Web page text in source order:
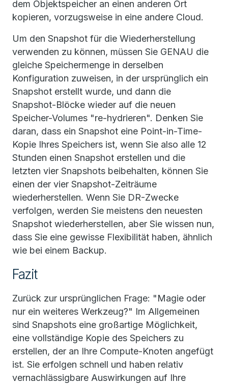
dem Objektspeicher an einen anderen Ort
kopieren, vorzugsweise in eine andere Cloud.
Um den Snapshot für die Wiederherstellung
verwenden zu können, müssen Sie GENAU die
gleiche Speichermenge in derselben
Konfiguration zuweisen, in der ursprünglich ein
Snapshot erstellt wurde, und dann die
Snapshot-Blöcke wieder auf die neuen
Speicher-Volumes "re-hydrieren". Denken Sie
daran, dass ein Snapshot eine Point-in-Time-
Kopie Ihres Speichers ist, wenn Sie also alle 12
Stunden einen Snapshot erstellen und die
letzten vier Snapshots beibehalten, können Sie
einen der vier Snapshot-Zeiträume
wiederherstellen. Wenn Sie DR-Zwecke
verfolgen, werden Sie meistens den neuesten
Snapshot wiederherstellen, aber Sie wissen nun,
dass Sie eine gewisse Flexibilität haben, ähnlich
wie bei einem Backup.
Fazit
Zurück zur ursprünglichen Frage: "Magie oder
nur ein weiteres Werkzeug?" Im Allgemeinen
sind Snapshots eine großartige Möglichkeit,
eine vollständige Kopie des Speichers zu
erstellen, der an Ihre Compute-Knoten angefügt
ist. Sie erfolgen schnell und haben relativ
vernachlässigbare Auswirkungen auf Ihre